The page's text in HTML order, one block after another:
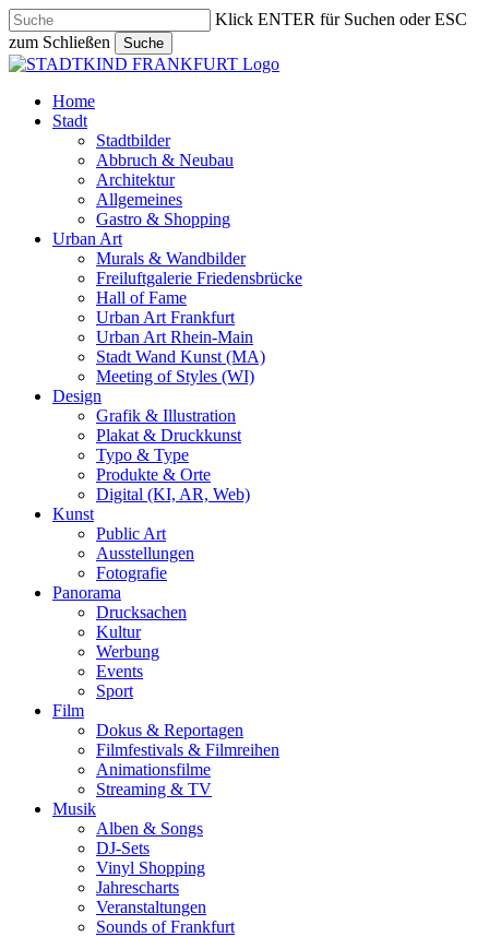
Skip
to
main
content
Klick ENTER für Suchen oder ESC
zum Schließen
Suche
Close
search
Menu
Home
Stadt
Stadtbilder
Abbruch & Neubau
Architektur
Allgemeines
Gastro & Shopping
Urban Art
Murals & Wandbilder
Freiluftgalerie Friedensbrücke
Hall of Fame
Urban Art Frankfurt
Urban Art Rhein-Main
Stadt Wand Kunst (MA)
Meeting of Styles (WI)
Design
Grafik & Illustration
Plakat & Druckkunst
Typo & Type
Produkte & Orte
Digital (KI, AR, Web)
Kunst
Public Art
Ausstellungen
Fotografie
Panorama
Drucksachen
Kultur
Werbung
Events
Sport
Film
Dokus & Reportagen
Filmfestivals & Filmreihen
Animationsfilme
Streaming & TV
Musik
Alben & Songs
DJ-Sets
Vinyl Shopping
Jahrescharts
Veranstaltungen
Sounds of Frankfurt